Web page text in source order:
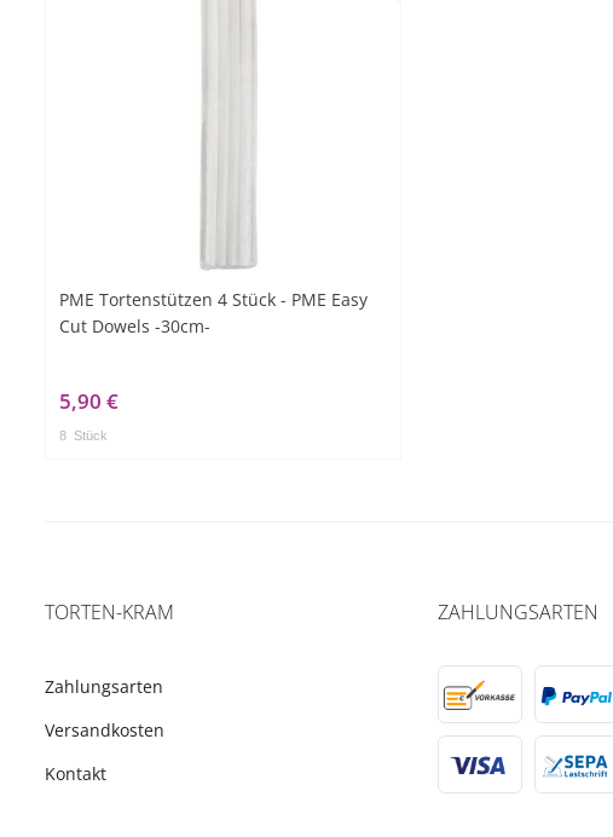
PME Tortenstützen 4 Stück - PME Easy
Cut Dowels -30cm-
5,90 €
8 Stück
TORTEN-KRAM
Zahlungsarten
Versandkosten
Kontakt
ZAHLUNGSARTEN